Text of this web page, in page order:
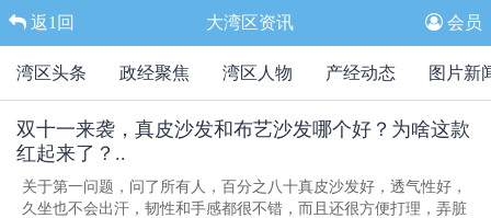
返1回 大湾区资讯 会员
湾区头条 政经聚焦 湾区人物 产经动态 图片新
双十一来袭，真皮沙发和布艺沙发哪个好？为啥这款
红起来了？..
关于第一问题，问了所有人，百分之八十真皮沙发好，透气性好，
久坐也不会出汗，韧性和手感都很不错，而且还很方便打理，弄脏